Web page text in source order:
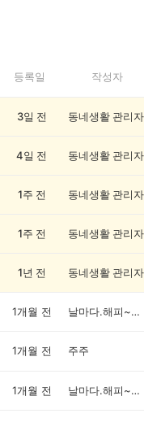
등록일 작성자
3일 전 동네생활 관리자
4일 전 동네생활 관리자
1주 전 동네생활 관리자
1주 전 동네생활 관리자
1년 전 동네생활 관리자
1개월 전 날마다.해피~~~♬♪♪
1개월 전 주주
1개월 전 날마다.해피~~~♬♪♪